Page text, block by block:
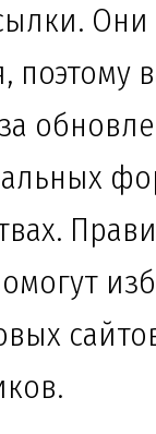
Они
поэтому